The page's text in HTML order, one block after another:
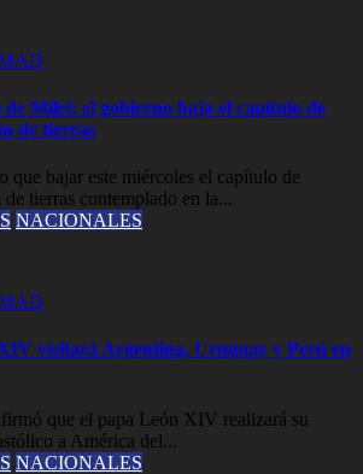
Milei: el gobierno baja el capítulo de
de tierras
que bajar este miércoles el capítulo de
tierras contemplado en la...
NACIONALES
visitará Argentina, Uruguay y Perú en
que el papa León XIV realizará su
a América del...
NACIONALES